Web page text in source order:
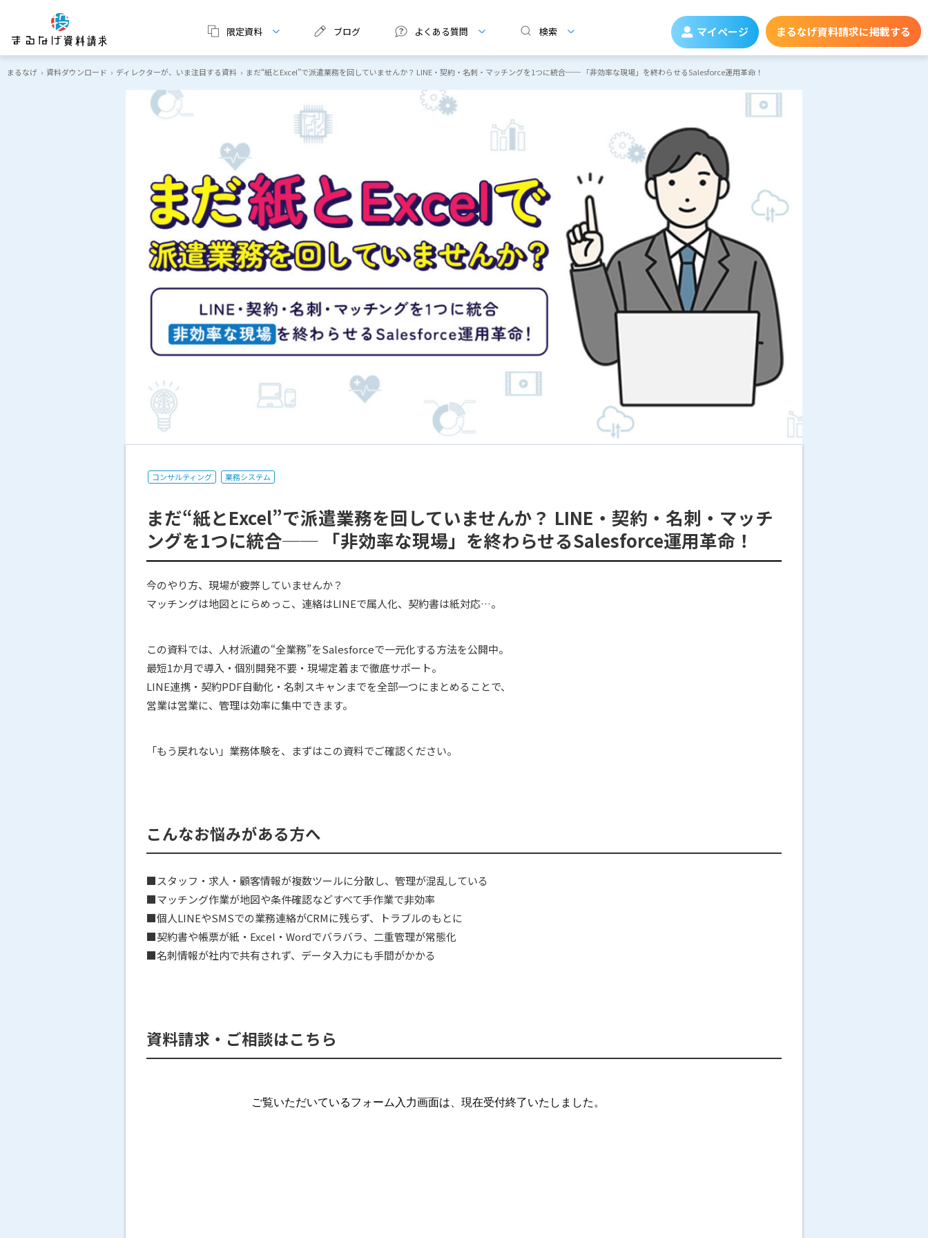
限定資料 ブログ よくある質問 検索 マイページ まるなげ資料請求に掲載する
まるなげ › 資料ダウンロード › ディレクターが、いま注目する資料 › まだ“紙とExcel”で派遣業務を回していませんか？ LINE・契約・名刺・マッチングを1つに統合── 「非効率な現場」を終わらせるSalesforce運用革命！
コンサルティング 業務システム
まだ“紙とExcel”で派遣業務を回していませんか？ LINE・契約・名刺・マッチ
ングを1つに統合── 「非効率な現場」を終わらせるSalesforce運用革命！
今のやり方、現場が疲弊していませんか？
マッチングは地図とにらめっこ、連絡はLINEで属人化、契約書は紙対応…。
この資料では、人材派遣の“全業務”をSalesforceで一元化する方法を公開中。
最短1か月で導入・個別開発不要・現場定着まで徹底サポート。
LINE連携・契約PDF自動化・名刺スキャンまでを全部一つにまとめることで、
営業は営業に、管理は効率に集中できます。
「もう戻れない」業務体験を、まずはこの資料でご確認ください。
こんなお悩みがある方へ
■スタッフ・求人・顧客情報が複数ツールに分散し、管理が混乱している
■マッチング作業が地図や条件確認などすべて手作業で非効率
■個人LINEやSMSでの業務連絡がCRMに残らず、トラブルのもとに
■契約書や帳票が紙・Excel・Wordでバラバラ、二重管理が常態化
■名刺情報が社内で共有されず、データ入力にも手間がかかる
資料請求・ご相談はこちら